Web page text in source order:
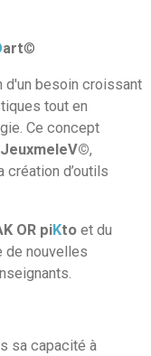
art©
besoin croissant
tout en
Ce concept
JeuxmeleV©,
création d’outils
OR piKto et du
de nouvelles
sa capacité à